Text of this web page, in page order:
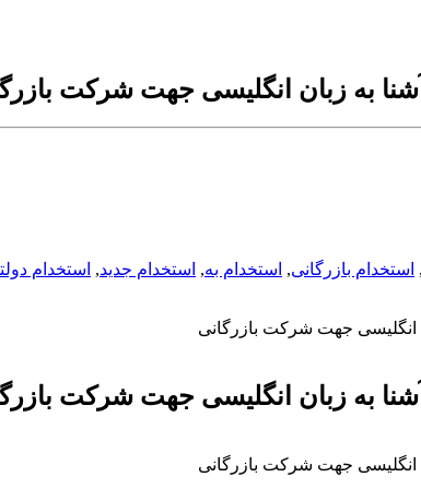
به زبان انگلیسی جهت شرکت
, استخدام بازرگانی, استخدام به, استخدام جدید, استخدام
انگلیسی جهت شرکت بازرگانی
به زبان انگلیسی جهت شرکت
انگلیسی جهت شرکت بازرگانی